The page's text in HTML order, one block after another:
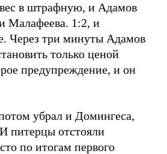
в штрафную, и Адамов
Малафеева. 1:2, и
Через три минуты Адамов
только ценой
предупреждение, и он
убрал и Домингеса,
питерцы отстояли
по итогам первого